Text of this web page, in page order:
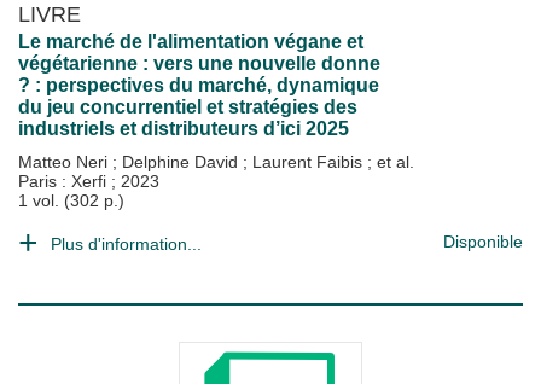
LIVRE
Le marché de l'alimentation végane et
végétarienne : vers une nouvelle donne
? : perspectives du marché, dynamique
du jeu concurrentiel et stratégies des
industriels et distributeurs d’ici 2025
Matteo Neri ; Delphine David ; Laurent Faibis ; et al.
Paris : Xerfi ; 2023
1 vol. (302 p.)
Plus d'information... Disponible